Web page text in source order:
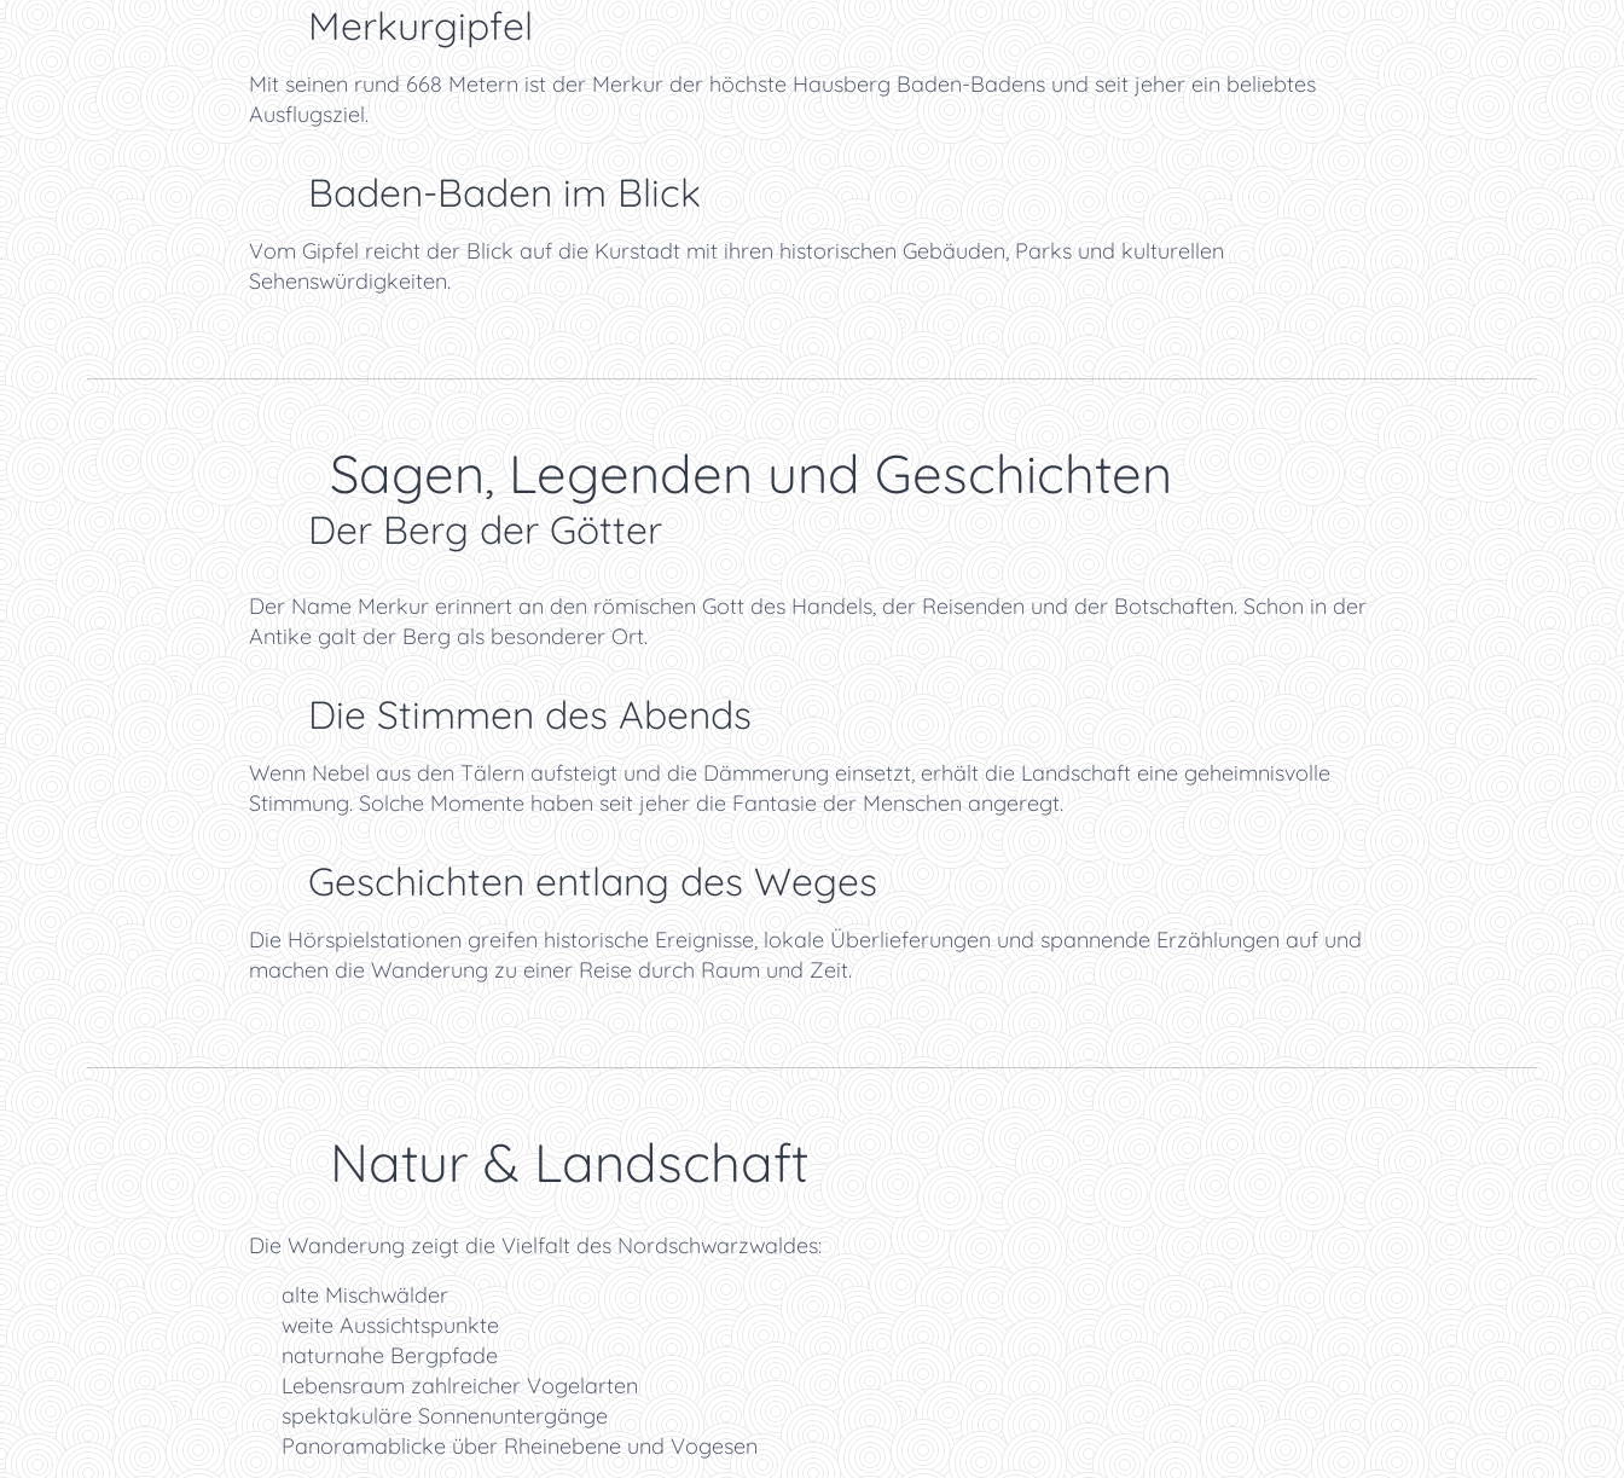
⛰️ Merkurgipfel
Mit seinen rund 668 Metern ist der Merkur der höchste Hausberg Baden-Badens und seit jeher ein beliebtes
Ausflugsziel.
🏛️ Baden-Baden im Blick
Vom Gipfel reicht der Blick auf die Kurstadt mit ihren historischen Gebäuden, Parks und kulturellen
Sehenswürdigkeiten.
📜 Sagen, Legenden und Geschichten
🌄 Der Berg der Götter
Der Name Merkur erinnert an den römischen Gott des Handels, der Reisenden und der Botschaften. Schon in der
Antike galt der Berg als besonderer Ort.
🌫️ Die Stimmen des Abends
Wenn Nebel aus den Tälern aufsteigt und die Dämmerung einsetzt, erhält die Landschaft eine geheimnisvolle
Stimmung. Solche Momente haben seit jeher die Fantasie der Menschen angeregt.
🎧 Geschichten entlang des Weges
Die Hörspielstationen greifen historische Ereignisse, lokale Überlieferungen und spannende Erzählungen auf und
machen die Wanderung zu einer Reise durch Raum und Zeit.
🌿 Natur & Landschaft
Die Wanderung zeigt die Vielfalt des Nordschwarzwaldes:
🌲 alte Mischwälder
🌄 weite Aussichtspunkte
🌿 naturnahe Bergpfade
🦅 Lebensraum zahlreicher Vogelarten
🌅 spektakuläre Sonnenuntergänge
🏞️ Panoramablicke über Rheinebene und Vogesen